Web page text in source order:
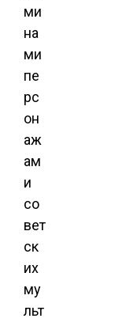
ми
на
ми
пе
рс
он
аж
ам
и
со
вет
ск
их
му
льт